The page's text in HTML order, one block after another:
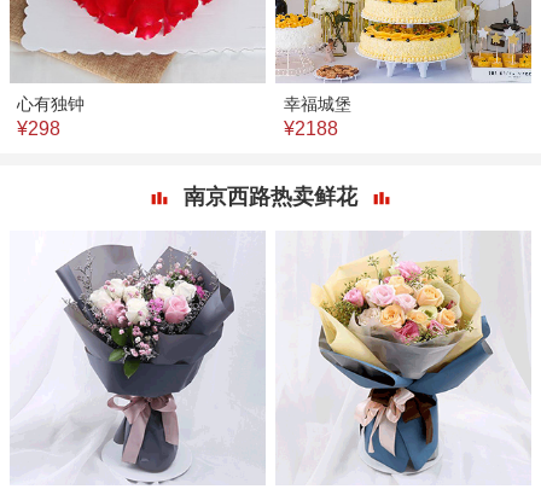
心有独钟
¥298
幸福城堡
¥2188
南京西路热卖鲜花